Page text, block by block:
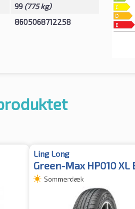
99 (775 kg)
8605068712258
Ling Long
Green-Max HP010 XL
Sommerdæk